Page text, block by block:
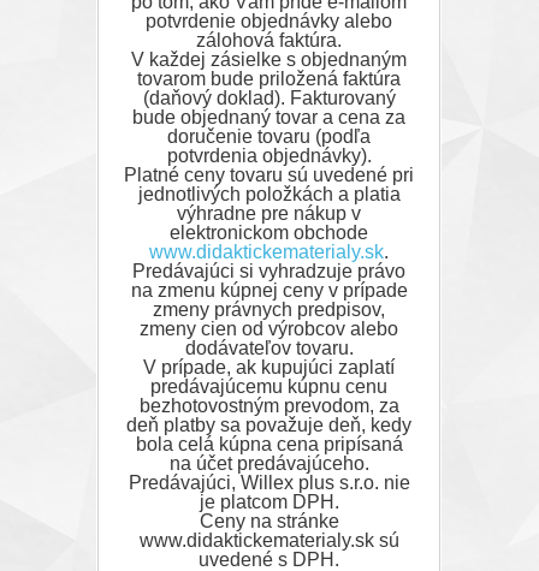
potvrdenie objednávky alebo
zálohová faktúra.
V každej zásielke s objednaným
tovarom bude priložená faktúra
(daňový doklad). Fakturovaný
bude objednaný tovar a cena za
doručenie tovaru (podľa
potvrdenia objednávky).
Platné ceny tovaru sú uvedené pri
jednotlivých položkách a platia
výhradne pre nákup v
elektronickom obchode
www.didaktickematerialy.sk.
Predávajúci si vyhradzuje právo
na zmenu kúpnej ceny v prípade
zmeny právnych predpisov,
zmeny cien od výrobcov alebo
dodávateľov tovaru.
V prípade, ak kupujúci zaplatí
predávajúcemu kúpnu cenu
bezhotovostným prevodom, za
deň platby sa považuje deň, kedy
bola celá kúpna cena pripísaná
na účet predávajúceho.
Predávajúci, Willex plus s.r.o. nie
je platcom DPH.
Ceny na stránke
www.didaktickematerialy.sk sú
uvedené s DPH.